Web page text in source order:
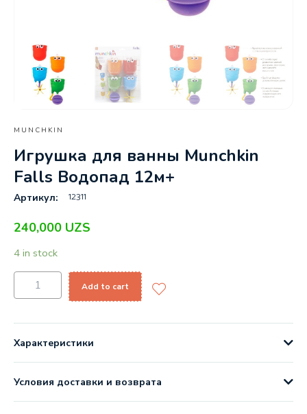
MUNCHKIN
Игрушка для ванны Munchkin
Falls Водопад 12м+
Артикул: 12311
240,000 UZS
4 in stock
Add to cart
Характеристики
Условия доставки и возврата